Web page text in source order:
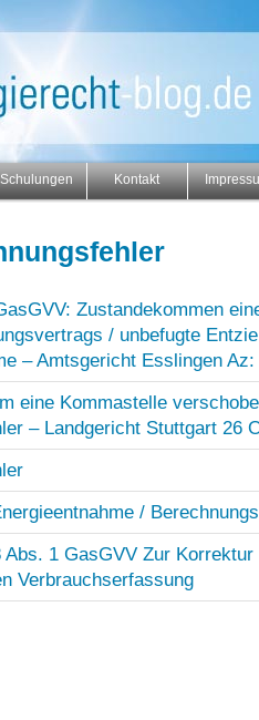
Schulungen Kontakt
Zustandekommen
/ unbefugte
– Amtsgericht Esslingen
eine Kommastelle
– Landgericht Stuttgart 26
/
Abs. 1 GasGVV Zur
Verbrauchserfassung